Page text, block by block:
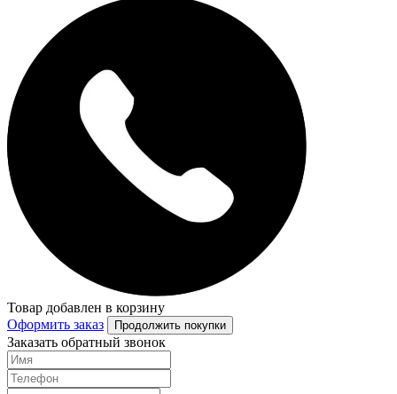
Товар добавлен в корзину
Оформить заказ
Продолжить покупки
Заказать обратный звонок